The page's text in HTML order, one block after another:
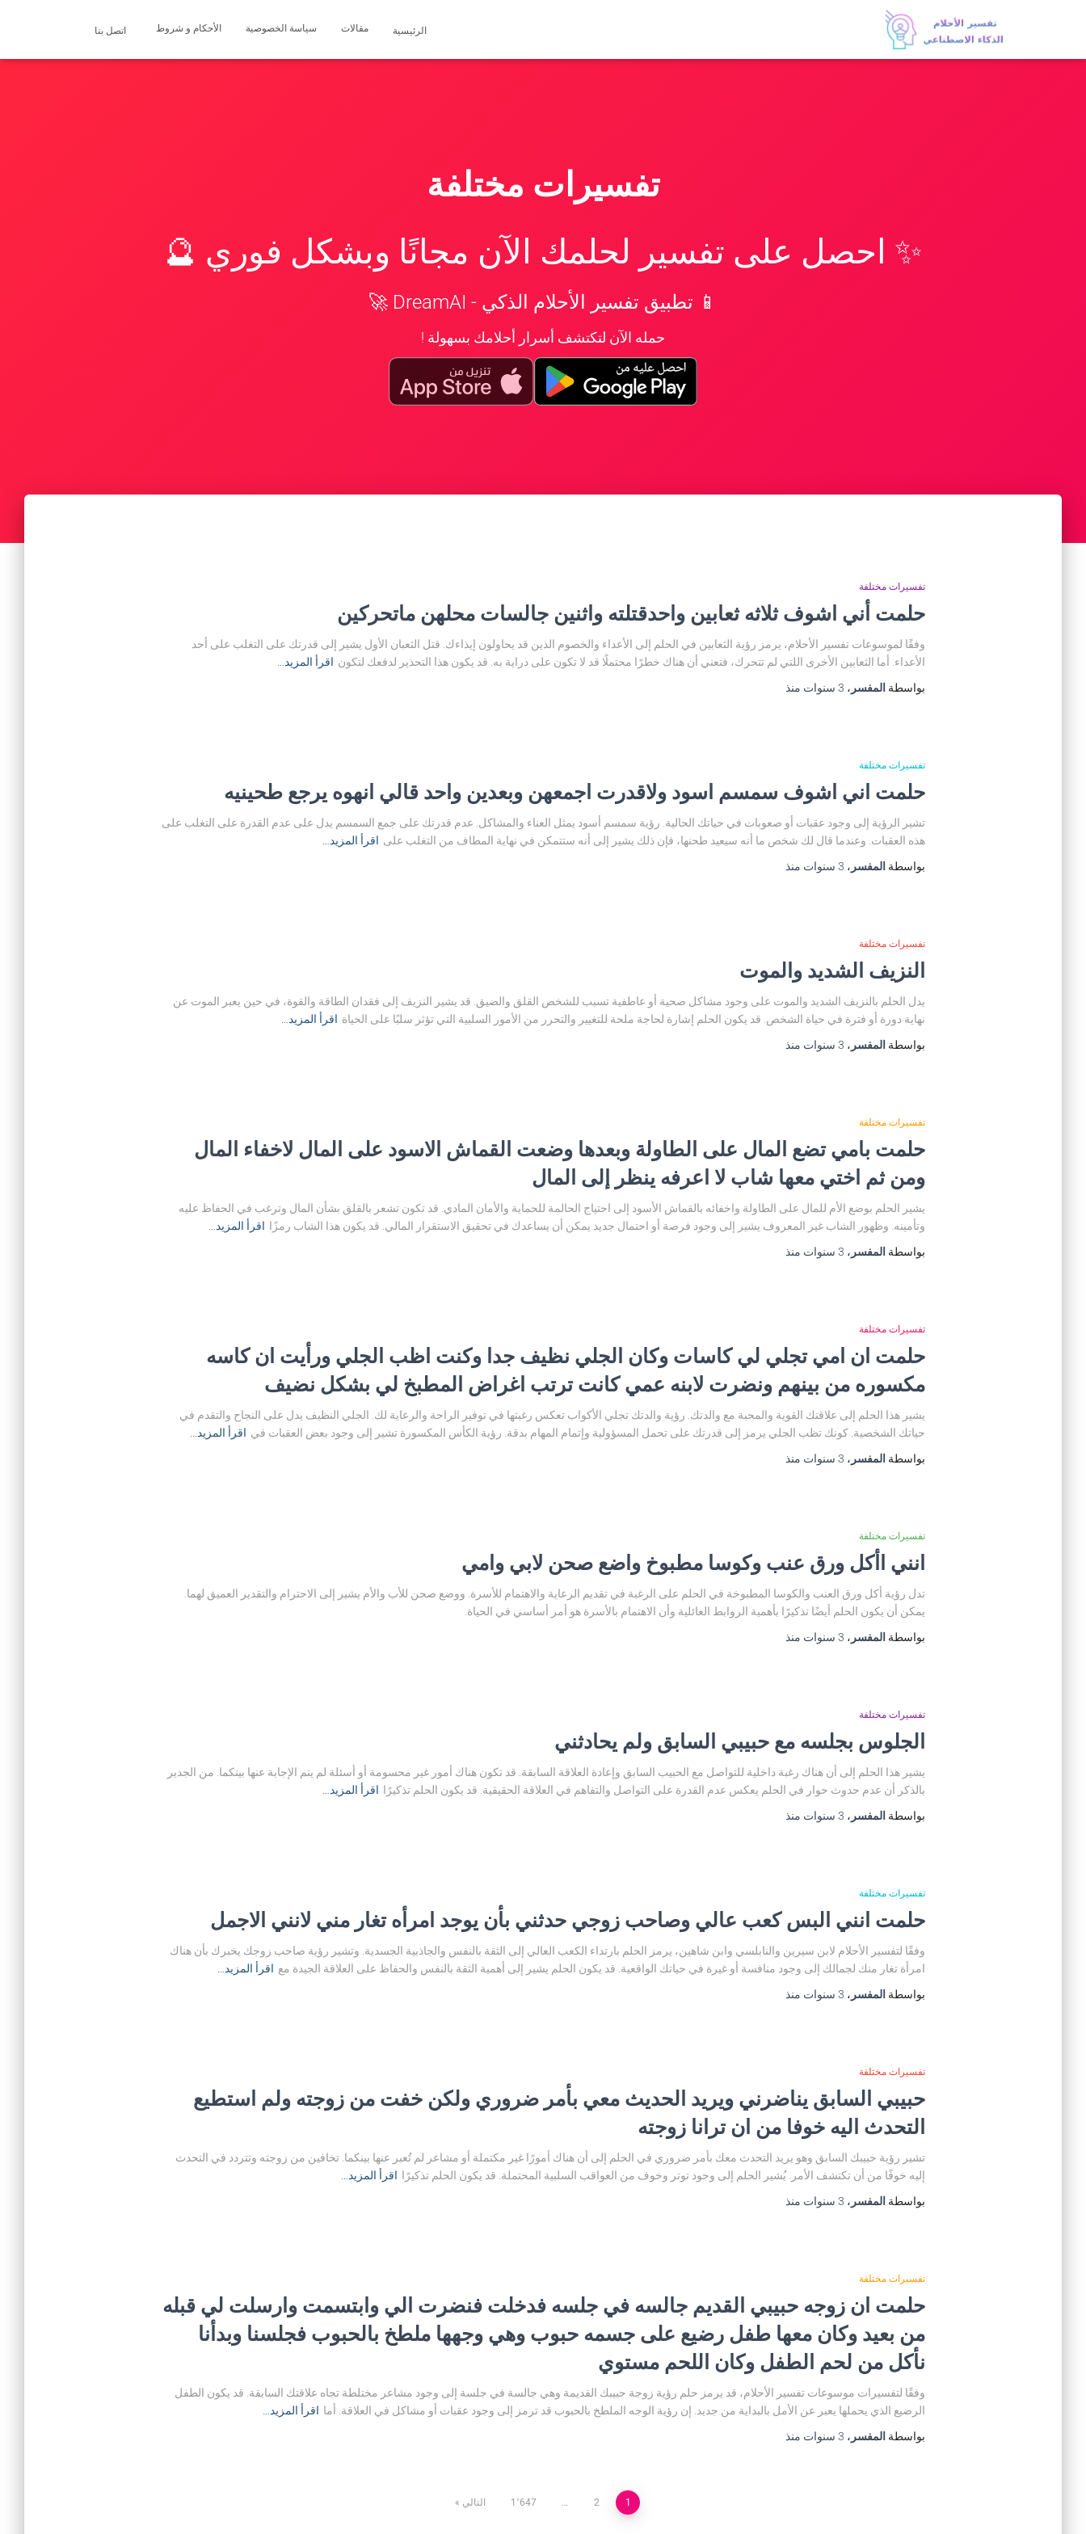
الرئيسية مقالات سياسة الخصوصية الأحكام و شروط اتصل بنا
تفسيرات مختلفة
✨ احصل على تفسير لحلمك الآن مجانًا وبشكل فوري 🔮
📱 تطبيق تفسير الأحلام الذكي - DreamAI 🚀
حمله الآن لتكتشف أسرار أحلامك بسهولة !
تفسيرات مختلفة
حلمت أني اشوف ثلاثه ثعابين واحدقتلته واثنين جالسات محلهن ماتحركين
وفقًا لموسوعات تفسير الأحلام، يرمز رؤية الثعابين في الحلم إلى الأعداء والخصوم الذين قد يحاولون إيذاءك. قتل الثعبان الأول يشير إلى قدرتك على التغلب على أحد
الأعداء. أما الثعابين الأخرى اللتي لم تتحرك، فتعني أن هناك خطرًا محتملًا قد لا تكون على دراية به. قد يكون هذا التحذير لدفعك لتكون اقرأ المزيد…
بواسطة المفسر ، 3 سنوات منذ
تفسيرات مختلفة
حلمت اني اشوف سمسم اسود ولاقدرت اجمعهن وبعدين واحد قالي انهوه يرجع طحينيه
تشير الرؤية إلى وجود عقبات أو صعوبات في حياتك الحالية. رؤية سمسم أسود يمثل العناء والمشاكل. عدم قدرتك على جمع السمسم يدل على عدم القدرة على التغلب على
هذه العقبات. وعندما قال لك شخص ما أنه سيعيد طحنها، فإن ذلك يشير إلى أنه ستتمكن في نهاية المطاف من التغلب على اقرأ المزيد…
بواسطة المفسر ، 3 سنوات منذ
تفسيرات مختلفة
النزيف الشديد والموت
يدل الحلم بالنزيف الشديد والموت على وجود مشاكل صحية أو عاطفية تسبب للشخص القلق والضيق. قد يشير النزيف إلى فقدان الطاقة والقوة، في حين يعبر الموت عن
نهاية دورة أو فترة في حياة الشخص. قد يكون الحلم إشارة لحاجة ملحة للتغيير والتحرر من الأمور السلبية التي تؤثر سلبًا على الحياة اقرأ المزيد…
بواسطة المفسر ، 3 سنوات منذ
تفسيرات مختلفة
حلمت بامي تضع المال على الطاولة وبعدها وضعت القماش الاسود على المال لاخفاء المال
ومن ثم اختي معها شاب لا اعرفه ينظر إلى المال
يشير الحلم بوضع الأم للمال على الطاولة واخفائه بالقماش الأسود إلى احتياج الحالمة للحماية والأمان المادي. قد تكون تشعر بالقلق بشأن المال وترغب في الحفاظ عليه
وتأمينه. وظهور الشاب غير المعروف يشير إلى وجود فرصة أو احتمال جديد يمكن أن يساعدك في تحقيق الاستقرار المالي. قد يكون هذا الشاب رمزًا اقرأ المزيد…
بواسطة المفسر ، 3 سنوات منذ
تفسيرات مختلفة
حلمت ان امي تجلي لي كاسات وكان الجلي نظيف جدا وكنت اظب الجلي ورأيت ان كاسه
مكسوره من بينهم ونضرت لابنه عمي كانت ترتب اغراض المطبخ لي بشكل نضيف
يشير هذا الحلم إلى علاقتك القوية والمحبة مع والدتك. رؤية والدتك تجلي الأكواب تعكس رغبتها في توفير الراحة والرعاية لك. الجلي النظيف يدل على النجاح والتقدم في
حياتك الشخصية. كونك تظب الجلي يرمز إلى قدرتك على تحمل المسؤولية وإتمام المهام بدقة. رؤية الكأس المكسورة تشير إلى وجود بعض العقبات في اقرأ المزيد…
بواسطة المفسر ، 3 سنوات منذ
تفسيرات مختلفة
انني اأكل ورق عنب وكوسا مطبوخ واضع صحن لابي وامي
تدل رؤية أكل ورق العنب والكوسا المطبوخة في الحلم على الرغبة في تقديم الرعاية والاهتمام للأسرة. ووضع صحن للأب والأم يشير إلى الاحترام والتقدير العميق لهما.
يمكن أن يكون الحلم أيضًا تذكيرًا بأهمية الروابط العائلية وأن الاهتمام بالأسرة هو أمر أساسي في الحياة.
بواسطة المفسر ، 3 سنوات منذ
تفسيرات مختلفة
الجلوس بجلسه مع حبيبي السابق ولم يحادثني
يشير هذا الحلم إلى أن هناك رغبة داخلية للتواصل مع الحبيب السابق وإعادة العلاقة السابقة. قد تكون هناك أمور غير محسومة أو أسئلة لم يتم الإجابة عنها بينكما. من الجدير
بالذكر أن عدم حدوث حوار في الحلم يعكس عدم القدرة على التواصل والتفاهم في العلاقة الحقيقية. قد يكون الحلم تذكيرًا اقرأ المزيد…
بواسطة المفسر ، 3 سنوات منذ
تفسيرات مختلفة
حلمت انني البس كعب عالي وصاحب زوجي حدثني بأن يوجد امرأه تغار مني لانني الاجمل
وفقًا لتفسير الأحلام لابن سيرين والنابلسي وابن شاهين، يرمز الحلم بارتداء الكعب العالي إلى الثقة بالنفس والجاذبية الجسدية. وتشير رؤية صاحب زوجك يخبرك بأن هناك
امرأة تغار منك لجمالك إلى وجود منافسة أو غيرة في حياتك الواقعية. قد يكون الحلم يشير إلى أهمية الثقة بالنفس والحفاظ على العلاقة الجيدة مع اقرأ المزيد…
بواسطة المفسر ، 3 سنوات منذ
تفسيرات مختلفة
حبيبي السابق يناضرني ويريد الحديث معي بأمر ضروري ولكن خفت من زوجته ولم استطيع
التحدث اليه خوفا من ان ترانا زوجته
تشير رؤية حبيبك السابق وهو يريد التحدث معك بأمر ضروري في الحلم إلى أن هناك أمورًا غير مكتملة أو مشاعر لم تُعبر عنها بينكما. تخافين من زوجته وتتردد في التحدث
إليه خوفًا من أن تكتشف الأمر. يُشير الحلم إلى وجود توتر وخوف من العواقب السلبية المحتملة. قد يكون الحلم تذكيرًا اقرأ المزيد…
بواسطة المفسر ، 3 سنوات منذ
تفسيرات مختلفة
حلمت ان زوجه حبيبي القديم جالسه في جلسه فدخلت فنضرت الي وابتسمت وارسلت لي قبله
من بعيد وكان معها طفل رضيع على جسمه حبوب وهي وجهها ملطخ بالحبوب فجلسنا وبدأنا
نأكل من لحم الطفل وكان اللحم مستوي
وفقًا لتفسيرات موسوعات تفسير الأحلام، قد يرمز حلم رؤية زوجة حبيبك القديمة وهي جالسة في جلسة إلى وجود مشاعر مختلطة تجاه علاقتك السابقة. قد يكون الطفل
الرضيع الذي يحملها يعبر عن الأمل بالبداية من جديد. إن رؤية الوجه الملطخ بالحبوب قد ترمز إلى وجود عقبات أو مشاكل في العلاقة. أما اقرأ المزيد…
بواسطة المفسر ، 3 سنوات منذ
1
2
… 1٬647 التالي